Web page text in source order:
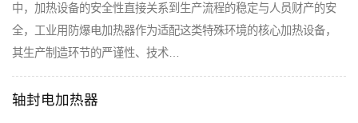
中，加热设备的安全性直接关系到生产流程的稳定与人员财产的安
全，工业用防爆电加热器作为适配这类特殊环境的核心加热设备，
其生产制造环节的严谨性、技术…
轴封电加热器